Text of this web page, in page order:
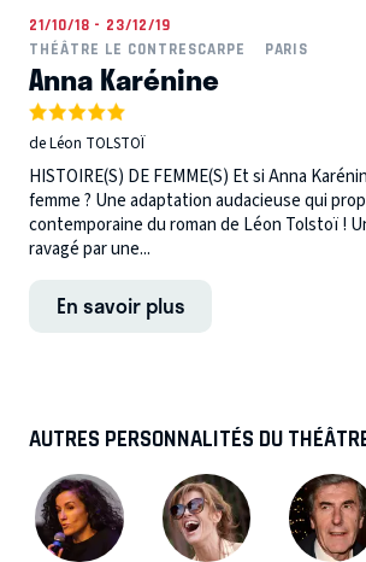
21/10/18 - 23/12/19
THÉÂTRE LE CONTRESCARPE
PARIS
Anna Karénine
de Léon TOLSTOÏ
HISTOIRE(S) DE FEMME(S) Et si Anna
femme ? Une adaptation audacieuse qui
contemporaine du roman de Léon Tolstoï !
ravagé par une...
En savoir plus
AUTRES PERSONNALITÉS DU